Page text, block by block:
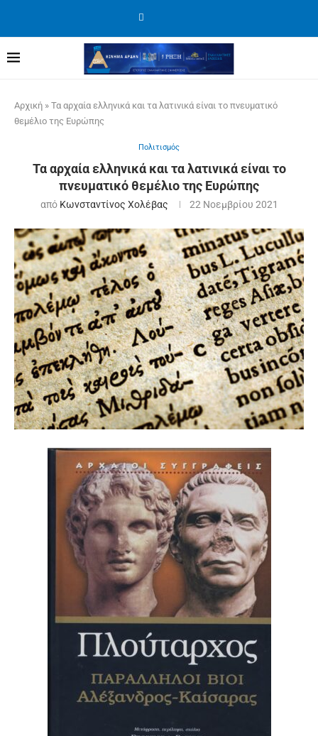
Αρχική » Τα αρχαία ελληνικά και τα λατινικά είναι το πνευματικό
θεμέλιο της Ευρώπης
Πολιτισμός
Τα αρχαία ελληνικά και τα λατινικά είναι το
πνευματικό θεμέλιο της Ευρώπης
από Κωνσταντίνος Χολέβας 22 Νοεμβρίου 2021